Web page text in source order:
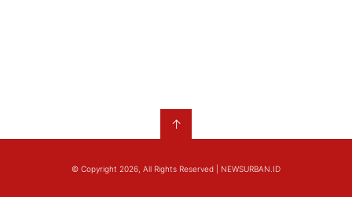
↑
© Copyright 2026, All Rights Reserved | NEWSURBAN.ID